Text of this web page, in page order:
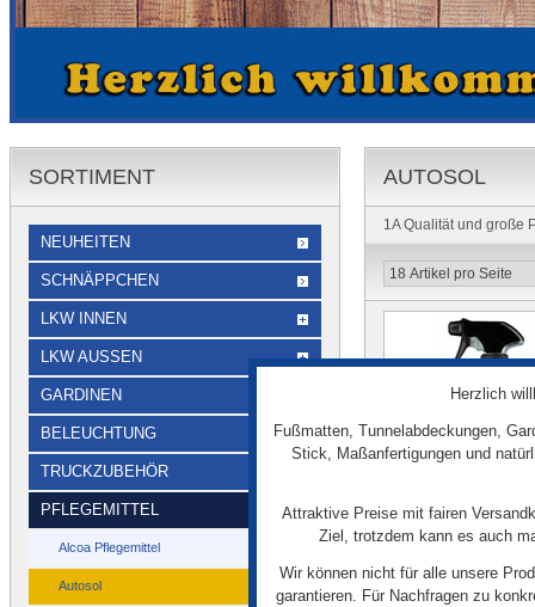
AUTOSOL
1A Qualität und große
Autosol
HIGH
500ml
SORTIMENT
NEUHEITEN
SCHNÄPPCHEN
LKW INNEN
LKW AUSSEN
GARDINEN
BELEUCHTUNG
TRUCKZUBEHÖR
PFLEGEMITTEL
Alcoa Pflegemittel
Autosol
Herzlich
Fußmatten, Tunnelabdeckungen,
Stick, Maßanfertigungen und
Attraktive Preise mit fairen
Ziel, trotzdem kann es auch
Wir können nicht für alle unsere
garantieren. Für Nachfragen zu